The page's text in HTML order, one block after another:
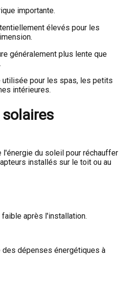
importante.
élevés pour les
généralement plus lente que
utilisée pour les spas, les petits
intérieures.
du soleil pour réchauffer
installés sur le toit ou au
après l'installation.
des dépenses énergétiques à